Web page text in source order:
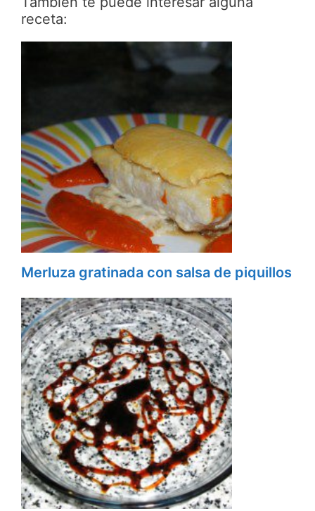
receta:
Merluza gratinada con salsa de piquillos